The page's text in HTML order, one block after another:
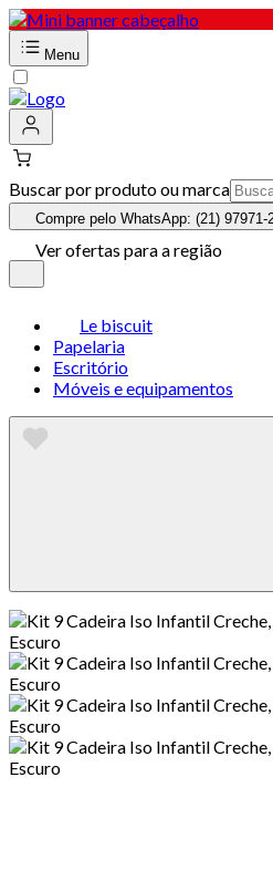
Menu
Buscar por produto ou marca
Compre pelo WhatsApp: (21) 97971-
Ver ofertas para a região
Le biscuit
Papelaria
Escritório
Móveis e equipamentos